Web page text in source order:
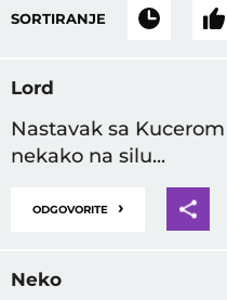
SORTIRANJE
Lord
Nastavak sa
nekako na silu...
ODGOVORITE ›
Neko